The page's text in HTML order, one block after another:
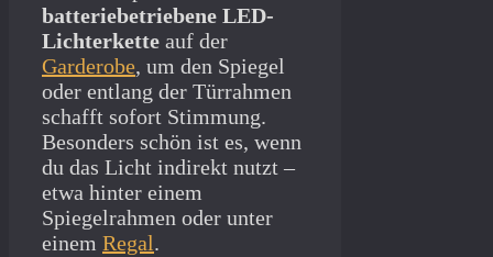
batteriebetriebene LED-
Lichterkette auf der
Garderobe, um den Spiegel
oder entlang der Türrahmen
schafft sofort Stimmung.
Besonders schön ist es, wenn
du das Licht indirekt nutzt –
etwa hinter einem
Spiegelrahmen oder unter
einem Regal.